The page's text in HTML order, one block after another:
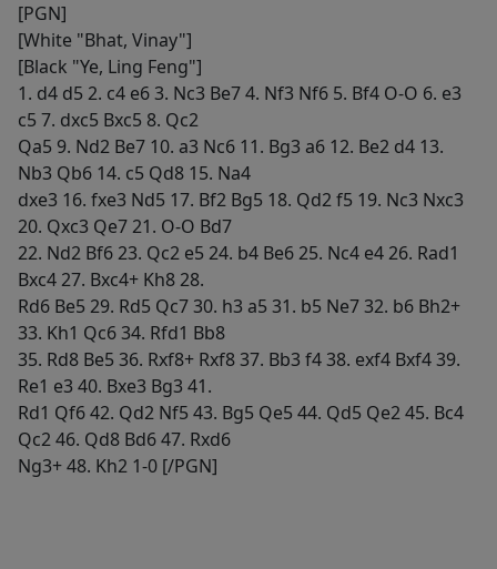
[PGN]
[White "Bhat, Vinay"]
[Black "Ye, Ling Feng"]
1. d4 d5 2. c4 e6 3. Nc3 Be7 4. Nf3 Nf6 5. Bf4 O-O 6. e3
c5 7. dxc5 Bxc5 8. Qc2
Qa5 9. Nd2 Be7 10. a3 Nc6 11. Bg3 a6 12. Be2 d4 13.
Nb3 Qb6 14. c5 Qd8 15. Na4
dxe3 16. fxe3 Nd5 17. Bf2 Bg5 18. Qd2 f5 19. Nc3 Nxc3
20. Qxc3 Qe7 21. O-O Bd7
22. Nd2 Bf6 23. Qc2 e5 24. b4 Be6 25. Nc4 e4 26. Rad1
Bxc4 27. Bxc4+ Kh8 28.
Rd6 Be5 29. Rd5 Qc7 30. h3 a5 31. b5 Ne7 32. b6 Bh2+
33. Kh1 Qc6 34. Rfd1 Bb8
35. Rd8 Be5 36. Rxf8+ Rxf8 37. Bb3 f4 38. exf4 Bxf4 39.
Re1 e3 40. Bxe3 Bg3 41.
Rd1 Qf6 42. Qd2 Nf5 43. Bg5 Qe5 44. Qd5 Qe2 45. Bc4
Qc2 46. Qd8 Bd6 47. Rxd6
Ng3+ 48. Kh2 1-0 [/PGN]